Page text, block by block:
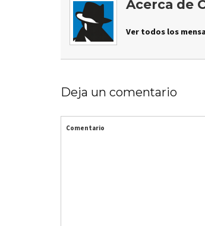
Acerca de
Ver todos los
Deja un comentario
Comentario